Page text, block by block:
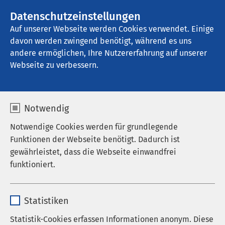
Datenschutzeinstellungen
Auf unserer Webseite werden Cookies verwendet. Einige
davon werden zwingend benötigt, während es uns
andere ermöglichen, Ihre Nutzererfahrung auf unserer
Webseite zu verbessern.
Notwendig
Notwendige Cookies werden für grundlegende
Funktionen der Webseite benötigt. Dadurch ist
gewährleistet, dass die Webseite einwandfrei
funktioniert.
Anbieter sgalinski
Statistiken
Statistik-Cookies erfassen Informationen anonym. Diese
AMEOS Klinikum Seepark Geestland
Unsere Ambulanzen
Psychiatrische Institutsambulanz im AMEOS
Klinikum Seepark Geestland
Klinikum Cuxhaven
Psychiatrische Institutsambulanz im AMEOS